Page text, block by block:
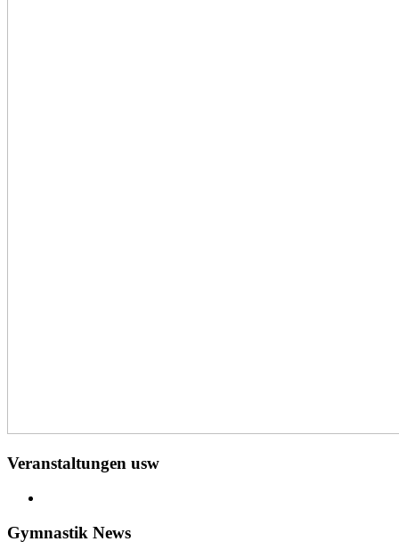
Veranstaltungen usw
Gymnastik News